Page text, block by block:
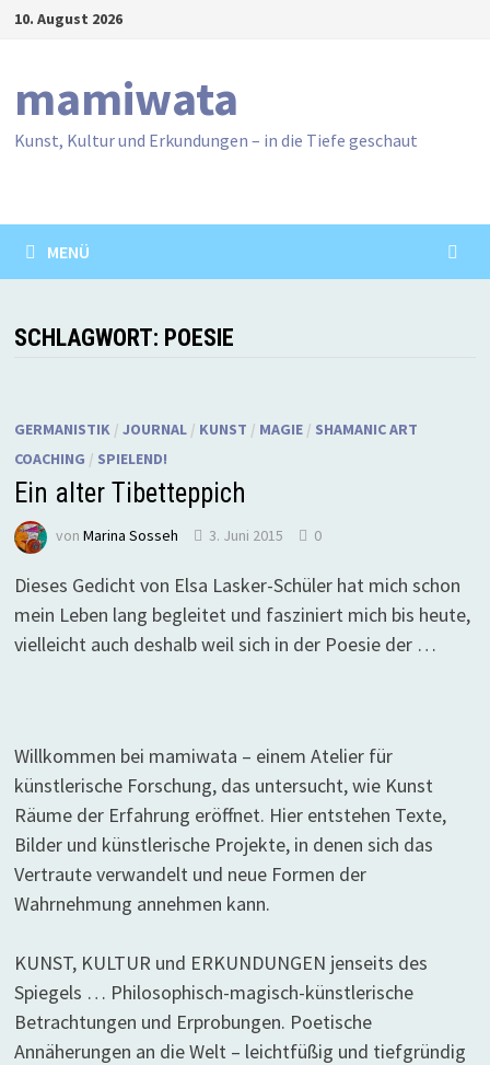
Zum10. August 2026
mamiwata
Kunst, Kultur und Erkundungen – in die Tiefe geschaut
MENÜ
SCHLAGWORT: POESIE
GERMANISTIK/ JOURNAL/ KUNST / MAGIE/ SHAMANIC ART
COACHING / SPIELEND!
Ein alter Tibetteppich
von Marina Sosseh 3. Juni 2015 0
Dieses Gedicht von Elsa Lasker-Schüler hat mich schon
mein Leben lang begleitet und fasziniert mich bis heute,
vielleicht auch deshalb weil sich in der Poesie der …
Willkommen bei mamiwata – einem Atelier für
künstlerische Forschung, das untersucht, wie Kunst
Räume der Erfahrung eröffnet. Hier entstehen Texte,
Bilder und künstlerische Projekte, in denen sich das
Vertraute verwandelt und neue Formen der
Wahrnehmung annehmen kann.
KUNST, KULTUR und ERKUNDUNGEN jenseits des
Spiegels … Philosophisch-magisch-künstlerische
Betrachtungen und Erprobungen. Poetische
Annäherungen an die Welt – leichtfüßig und tiefgründig